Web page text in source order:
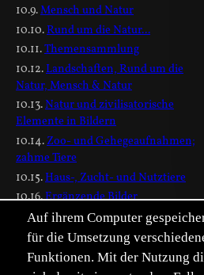
Mensch und Natur
Rund um die Natur...
Themensammlung
Landschaften, Rund um die
Natur, Mensch & Natur
Natur und zivilisatorische
Elemente in Bildern
Zoo- und Gehegeaufnahmen;
zahme Tiere
Haus-, Zucht- und Nutztiere
Ergänzende Bilder
Geschichte des Forums
Einige Meilensteine
Personen
Auf ihrem Computer
für die Umsetzung
Funktionen. Mit der Nutzung